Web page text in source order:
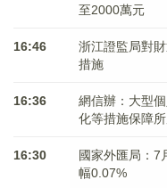
至2000萬元
16:46
浙江證監局對
措施
16:36
網信辦：大型
化等措施保障
16:30
國家外匯局：7
幅0.07%